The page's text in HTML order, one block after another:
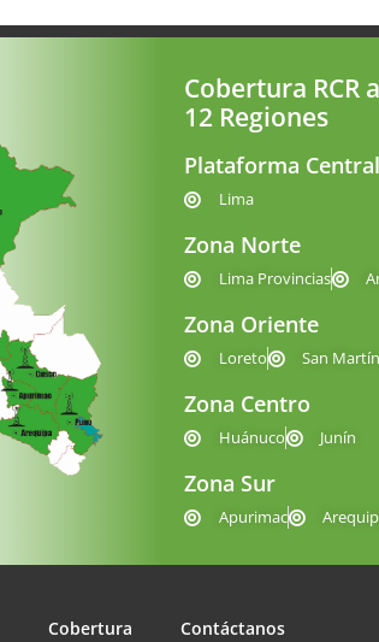
Cobertura RCR
12 Regiones
Plataforma Central
Lima
Zona Norte
Lima Provincias
Zona Oriente
Loreto San Martín
Zona Centro
Huánuco Junín
Zona Sur
Apurimac
Cobertura Contáctanos